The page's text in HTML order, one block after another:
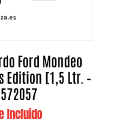
Ford Mondeo
Edition [1,5 Ltr. –
Incluido